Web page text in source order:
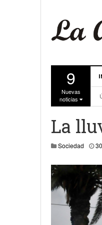
9
Nuevas
noticias
La
Sociedad